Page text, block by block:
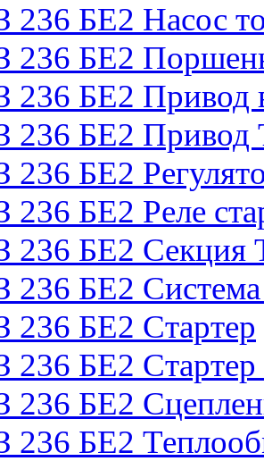
БЕ2 Насос
236 БЕ2
БЕ2 Привод
236 БЕ2
БЕ2
БЕ2 Реле
236 БЕ2
БЕ2
БЕ2 Стартер
БЕ2 Стартер
236 БЕ2
БЕ2